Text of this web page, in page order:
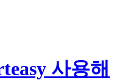
사용해